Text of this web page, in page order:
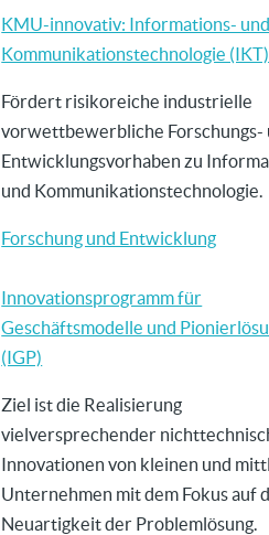
KMU-innovativ: Informations- und
Kommunikationstechnologie (IKT)
Fördert risikoreiche industrielle
vorwettbewerbliche Forschungs-
Entwicklungsvorhaben zu
und Kommunikationstechnologie.
Forschung und Entwicklung
Innovationsprogramm für
Geschäftsmodelle und
(IGP)
Ziel ist die Realisierung
vielversprechender
Innovationen von kleinen und
Unternehmen mit dem Fokus auf
Neuartigkeit der Problemlösung.